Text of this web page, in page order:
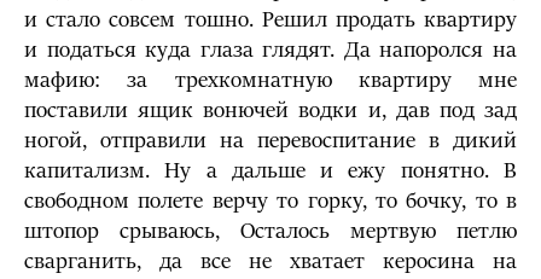
и стало совсем тошно. Решил продать квартиру
и податься куда глаза глядят. Да напоролся на
мафию: за трехкомнатную квартиру мне
поставили ящик вонючей водки и, дав под зад
ногой, отправили на перевоспитание в дикий
капитализм. Ну а дальше и ежу понятно. В
свободном полете верчу то горку, то бочку, то в
штопор срываюсь, Осталось мертвую петлю
сварганить, да все не хватает керосина на